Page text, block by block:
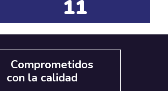
11
Comprometidos
con la calidad